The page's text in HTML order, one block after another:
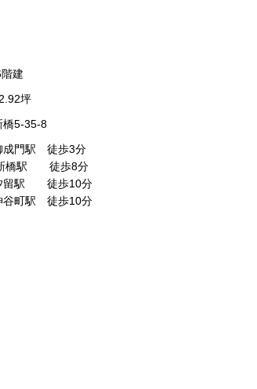
建
坪
橋5-35-8
門駅 徒歩3分
駅 徒歩8分
留駅 徒歩10分
町駅 徒歩10分